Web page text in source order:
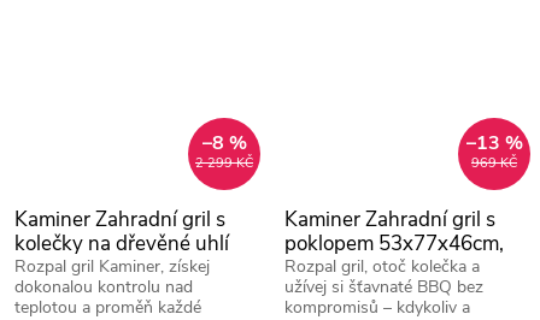
2 299 KČ
–8 %
Kaminer Zahradní gril s
kolečky na dřevěné uhlí
108 x 67 x 96 cm,
teploměr, 27315
Rozpal gril Kaminer, získej
dokonalou kontrolu nad
teplotou a proměň každé
969 KČ
–13 %
Kaminer Zahradní gril s
poklopem 53x77x46cm,
27321
Rozpal gril, otoč kolečka a
užívej si šťavnaté BBQ bez
kompromisů – kdykoliv a